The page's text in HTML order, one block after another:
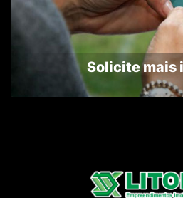
Solicite mais